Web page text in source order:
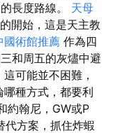
長度路線。 天母
開始，這是天主教
國術館推薦 作為四
和周五的灰燼中避
可能並不困難，
種方式，都要利
約翰尼，GW或P
代方案，抓住炸蝦